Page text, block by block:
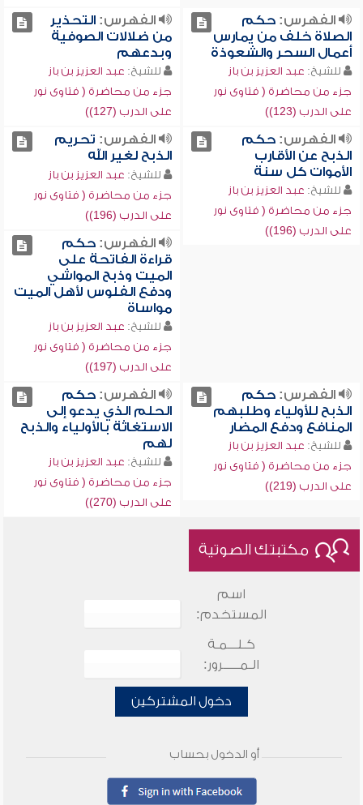
الفهرس:حكم
الصلاة خلف من يمارس
أعمال السحر والشعوذة
للشيخ: عبد العزيز بن باز
جزء من محاضرة ( فتاوى نور
على الدرب (123))
الفهرس:التحذير
من ضلالات الصوفية
وبدعهم
للشيخ: عبد العزيز بن باز
جزء من محاضرة ( فتاوى نور
على الدرب (127))
الفهرس:حكم
الذبح عن الأقارب
الأموات كل سنة
للشيخ: عبد العزيز بن باز
جزء من محاضرة ( فتاوى نور
على الدرب (196))
الفهرس: تحريم
الذبح لغير الله
للشيخ: عبد العزيز بن باز
جزء من محاضرة ( فتاوى نور
على الدرب (196))
الفهرس:حكم
قراءة الفاتحة على
الميت وذبح المواشي
ودفع الفلوس لأهل الميت
مواساة
للشيخ: عبد العزيز بن باز
جزء من محاضرة ( فتاوى نور
على الدرب (197))
الفهرس:حكم
الذبح للأولياء وطلبهم
المنافع ودفع المضار
للشيخ: عبد العزيز بن باز
جزء من محاضرة ( فتاوى نور
على الدرب (219))
الفهرس:حكم
الحلم الذي يدعو إلى
الاستغاثة بالأولياء والذبح
لهم
للشيخ: عبد العزيز بن باز
جزء من محاضرة ( فتاوى نور
على الدرب (270))
مكتبتك الصوتية
اسم
المستخدم:
كـلـــمـة
الـمـــــرور:
دخول المشتركين
أو الدخول بحساب